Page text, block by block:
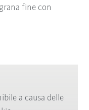
fine con
a causa delle